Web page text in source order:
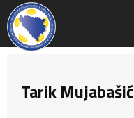
Tarik Mujabašić